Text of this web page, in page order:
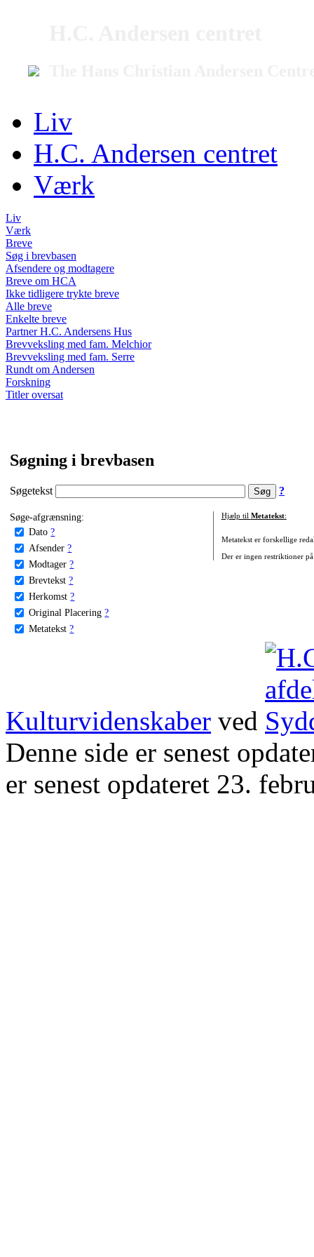
Liv
H.C. Andersen centret
Værk
Liv
Værk
Breve
Søg i brevbasen
Afsendere og modtagere
Breve om HCA
Ikke tidligere trykte breve
Alle breve
Enkelte breve
Partner H.C. Andersens Hus
Brevveksling med fam. Melchior
Brevveksling med fam. Serre
Rundt om Andersen
Forskning
Titler oversat
Søgning i brevbasen
Søgetekst ?
Søge-afgrænsning:
Dato ?
Afsender ?
Modtager ?
Brevtekst ?
Herkomst ?
Original Placering ?
Metatekst ?
Hjælp til Metatekst:
Metatekst er forskellige
Der er ingen restriktioner
Kulturvidenskaber ved
Denne side er senest
er senest opdateret 23.